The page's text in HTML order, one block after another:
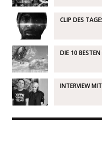
CLIP DES
DIE 10
INTERVIEW